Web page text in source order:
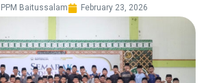
Baitussalam February 23, 2026